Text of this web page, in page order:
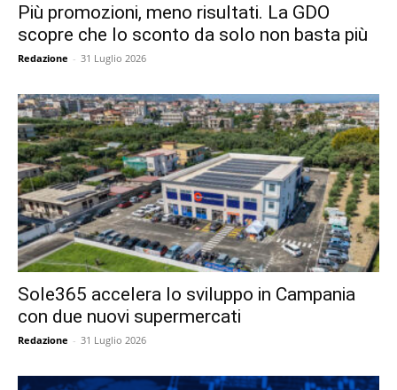
Più promozioni, meno risultati. La GDO
scopre che lo sconto da solo non basta più
Redazione - 31 Luglio 2026
Sole365 accelera lo sviluppo in Campania
con due nuovi supermercati
Redazione - 31 Luglio 2026